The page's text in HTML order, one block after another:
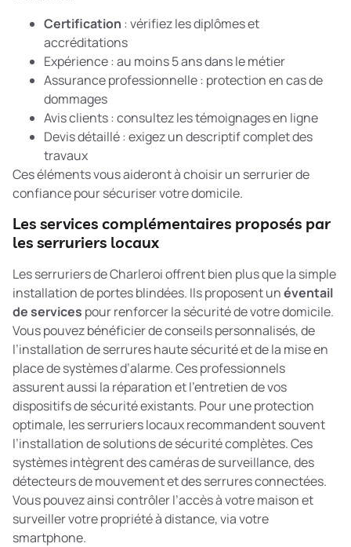
Certification : vérifiez les diplômes et
accréditations
Expérience : au moins 5 ans dans le métier
Assurance professionnelle : protection en cas de
dommages
Avis clients : consultez les témoignages en ligne
Devis détaillé : exigez un descriptif complet des
travaux
Ces éléments vous aideront à choisir un serrurier de
confiance pour sécuriser votre domicile.
Les services complémentaires proposés par
les serruriers locaux
Les serruriers de Charleroi offrent bien plus que la simple
installation de portes blindées. Ils proposent unéventail
de services pour renforcer la sécurité de votre domicile.
Vous pouvez bénéficier de conseils personnalisés, de
l’installation de serrures haute sécurité et de la mise en
place de systèmes d’alarme. Ces professionnels
assurent aussi la réparation et l’entretien de vos
dispositifs de sécurité existants. Pour une protection
optimale, les serruriers locaux recommandent souvent
l’installation desolutions de sécurité complètes. Ces
systèmes intègrent des caméras de surveillance, des
détecteurs de mouvement et des serrures connectées.
Vous pouvez ainsi contrôler l’accès à votre maison et
surveiller votre propriété à distance, via votre
smartphone.